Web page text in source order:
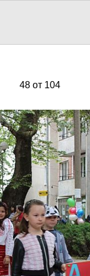
48 от 104